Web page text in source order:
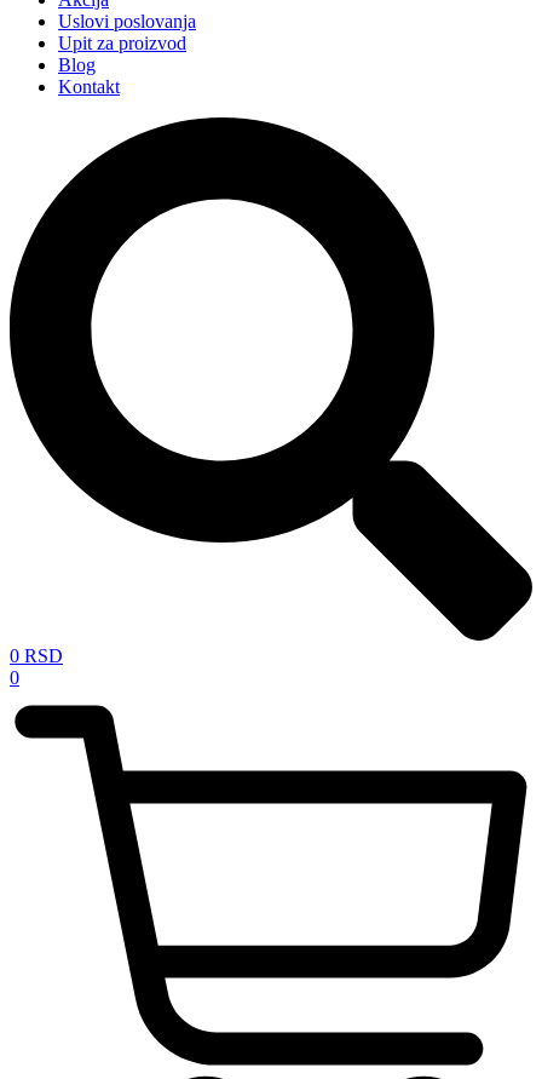
Uslovi poslovanja
Upit za proizvod
Blog
Kontakt
0 RSD
0